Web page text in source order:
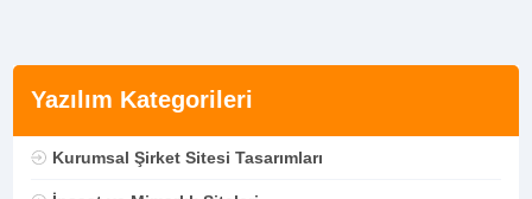
Yazılım Kategorileri
Kurumsal Şirket Sitesi Tasarımları